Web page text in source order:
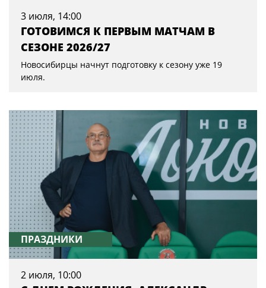
3 июля, 14:00
ГОТОВИМСЯ К ПЕРВЫМ МАТЧАМ В
СЕЗОНЕ 2026/27
Новосибирцы начнут подготовку к сезону уже 19
июля.
ПРАЗДНИКИ
2 июля, 10:00